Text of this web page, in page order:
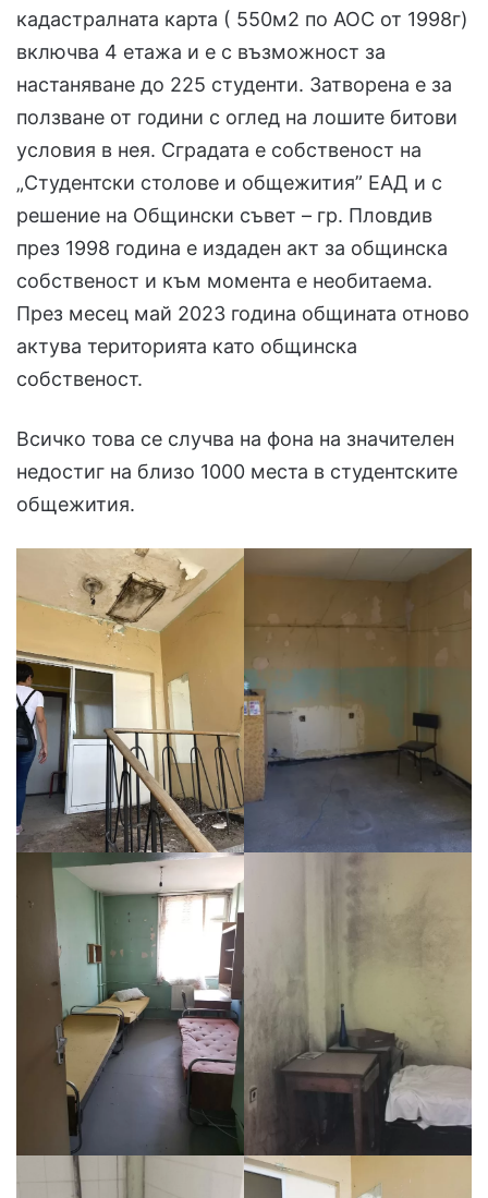
кадастралната карта ( 550м2 по АОС от 1998г)
включва 4 етажа и е с възможност за
настаняване до 225 студенти. Затворена е за
ползване от години с оглед на лошите битови
условия в нея. Сградата е собственост на
„Студентски столове и общежития” ЕАД и с
решение на Общински съвет – гр. Пловдив
през 1998 година е издаден акт за общинска
собственост и към момента е необитаема.
През месец май 2023 година общината отново
актува територията като общинска
собственост.
Всичко това се случва на фона на значителен
недостиг на близо 1000 места в студентските
общежития.